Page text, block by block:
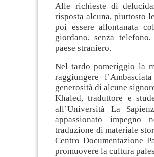
Alle richieste di
risposta alcuna, piuttosto
poi essere allontanata
giordano, senza
paese straniero.
Nel tardo pomeriggio la
raggiungere
generosità di alcune
Khaled, traduttore e
all’Università La
appassionato
traduzione di materiale
Centro Documentazione
promuovere la cultura